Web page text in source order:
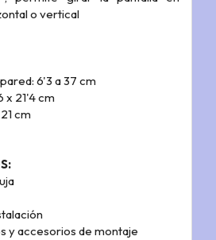
o vertical
6'3 a 37 cm
x 21'4 cm
cm
y accesorios de montaje